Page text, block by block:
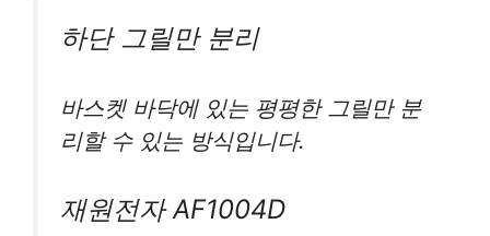
하단 그릴만 분리
바스켓 바닥에 있는 평평한 그릴만 분
리할 수 있는 방식입니다.
재원전자 AF1004D